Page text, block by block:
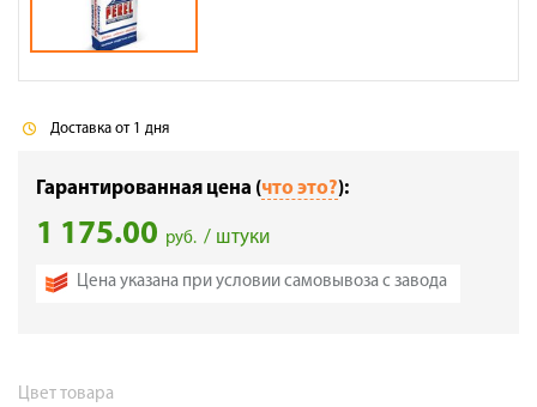
Доставка от 1 дня
Гарантированная цена (что это?):
1 175.00 руб. / штуки
Цена указана при условии самовывоза с завода
Цвет товара